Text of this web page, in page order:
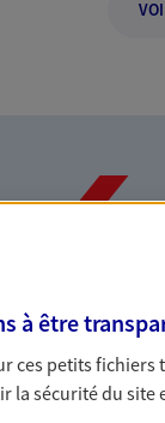
la durée
à être
ces petits fichiers
sécurité du site